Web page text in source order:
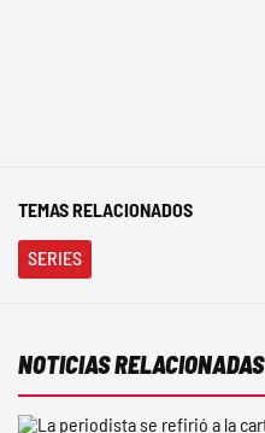
TEMAS RELACIONADOS
SERIES
NOTICIAS RELACIONADAS